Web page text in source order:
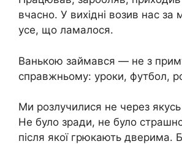
вчасно. У вихідні возив нас за
усе, що ламалося.
Ванькою займався — не з
справжньому: уроки, футбол,
Ми розлучилися не через
Не було зради, не було
після якої грюкають дверима.